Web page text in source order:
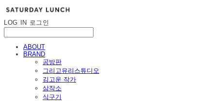
LOG IN 로그인
ABOUT
BRAND
공방판
그리고유리스튜디오
김고운 작가
삼작소
식구기